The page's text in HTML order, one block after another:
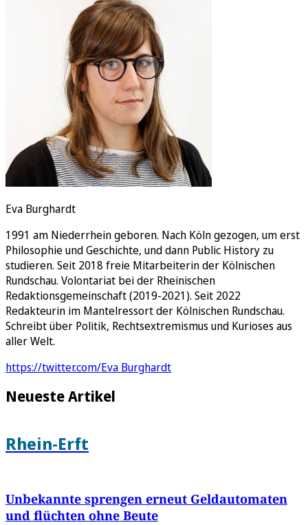
Newsletter
E-Paper
Eva Burghardt
1991 am Niederrhein geboren. Nach Köln gezogen, um erst
Philosophie und Geschichte, und dann Public History zu
studieren. Seit 2018 freie Mitarbeiterin der Kölnischen
Rundschau. Volontariat bei der Rheinischen
Redaktionsgemeinschaft (2019-2021). Seit 2022
Redakteurin im Mantelressort der Kölnischen Rundschau.
Schreibt über Politik, Rechtsextremismus und Kurioses aus
aller Welt.
https://twitter.com/Eva Burghardt
Neueste Artikel
Rhein-Erft
Unbekannte sprengen erneut Geldautomaten
und flüchten ohne Beute